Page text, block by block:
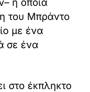
του Μπράντο
με ένα
σε ένα
στο έκπληκτο